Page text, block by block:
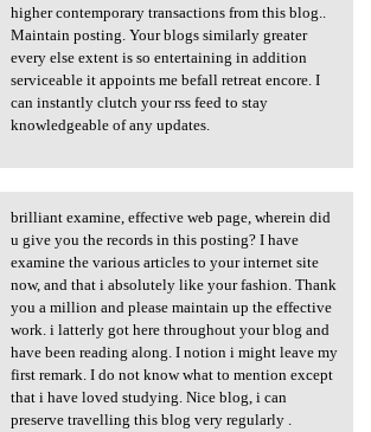
higher contemporary transactions from this blog..
Maintain posting. Your blogs similarly greater
every else extent is so entertaining in addition
serviceable it appoints me befall retreat encore. I
can instantly clutch your rss feed to stay
knowledgeable of any updates.
examine, effective
brilliant examine, effective web page, wherein did
u give you the records in this posting? I have
examine the various articles to your internet site
now, and that i absolutely like your fashion. Thank
you a million and please maintain up the effective
work. i latterly got here throughout your blog and
have been reading along. I notion i might leave my
first remark. I do not know what to mention except
that i have loved studying. Nice blog, i can
preserve travelling this blog very regularly .